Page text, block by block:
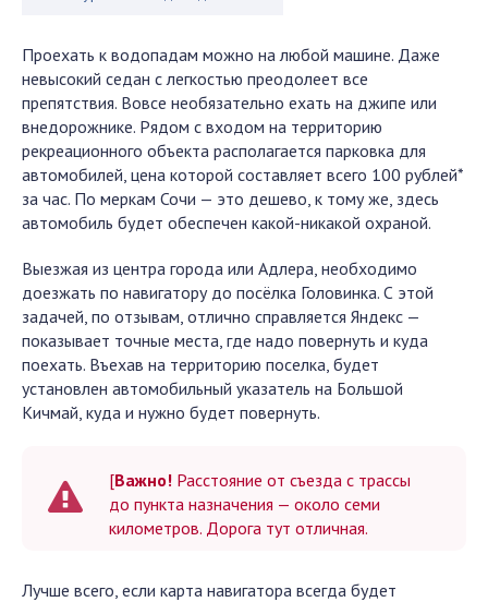
Проехать к водопадам можно на любой машине. Даже
невысокий седан с легкостью преодолеет все
препятствия. Вовсе необязательно ехать на джипе или
внедорожнике. Рядом с входом на территорию
рекреационного объекта располагается парковка для
автомобилей, цена которой составляет всего 100 рублей*
за час. По меркам Сочи — это дешево, к тому же, здесь
автомобиль будет обеспечен какой-никакой охраной.
Выезжая из центра города или Адлера, необходимо
доезжать по навигатору до посёлка Головинка. С этой
задачей, по отзывам, отлично справляется Яндекс —
показывает точные места, где надо повернуть и куда
поехать. Въехав на территорию поселка, будет
установлен автомобильный указатель на Большой
Кичмай, куда и нужно будет повернуть.
[Важно! Расстояние от съезда с трассы
до пункта назначения — около семи
километров. Дорога тут отличная.
Лучше всего, если карта навигатора всегда будет